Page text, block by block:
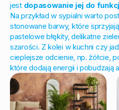
jest dopasowanie jej do
Na przykład w sypialni warto
stonowane barwy, które
pastelowe błękity, delikatne
szarości. Z kolei w kuchni czy
cieplejsze odcienie, np. żółcie,
które dodają energii i pobudzają